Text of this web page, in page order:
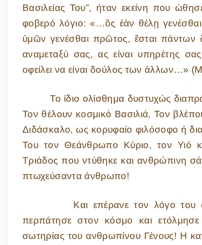
Βασιλείας Του”, ήταν εκείνη που
φοβερό λόγιο: «…ὃς ἐὰν θέλῃ
ὑμῶν γενέσθαι πρῶτος, ἔσται
αναμεταξύ σας, ας είναι υπηρέτης
οφείλει να είναι δούλος των άλλων…»
Το ίδιο ολίσθημα δυστυχώς
Τον θέλουν κοσμικό Βασιλιά, Τον
Διδάσκαλο, ως κορυφαίο φιλόσοφο ή
Του τον Θεάνθρωπο Κύριο, τον Υιό
Τριάδος που ντύθηκε και ανθρώπινη
πτωχεύσαντα άνθρωπο!
Και επέρανε τον λόγο του ο
περπάτησε στον κόσμο και
σωτηρίας του ανθρωπίνου Γένους! Η